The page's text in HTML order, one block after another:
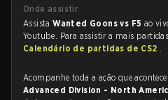
Onde assistir
AssistaWanted Goons vs F5 ao
Youtube. Para assistir a mais
Calendário de partidas de CS2 .
Acompanhe toda a ação que
Advanced Division - North